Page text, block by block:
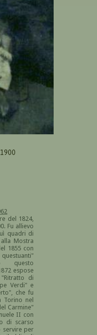
del 1824,
Fu allievo
quadri di
Mostra
1855 con
questo
espose
di
Verdi" e
che fu
Torino nel
Carmine"
II con
di scarso
servire per